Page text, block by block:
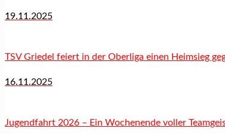
19.11.2025
TSV Griedel feiert in der Oberliga einen Heimsieg
16.11.2025
Jugendfahrt 2026 – Ein Wochenende voller